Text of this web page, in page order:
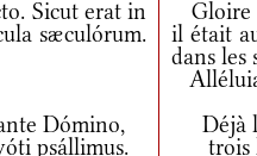
Sicut erat in
sæculórum.
Gloire
il était
dans les
Dómino,
psállimus.
Déjà
trois